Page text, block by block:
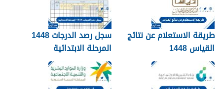
طريقة الاستعلام عن نتائج
القياس 1448
سجل رصد الدرجات 1448
المرحلة الابتدائية